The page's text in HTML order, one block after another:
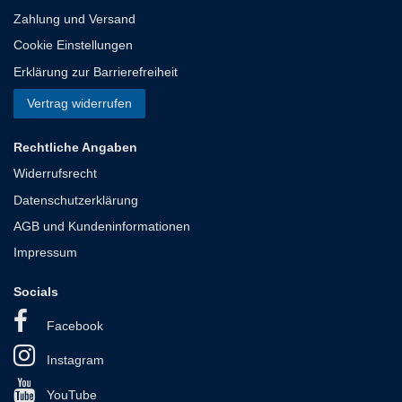
Zahlung und Versand
Cookie Einstellungen
Erklärung zur Barrierefreiheit
Vertrag widerrufen
Rechtliche Angaben
Widerrufsrecht
Datenschutzerklärung
AGB und Kundeninformationen
Impressum
Socials
Facebook
Instagram
YouTube